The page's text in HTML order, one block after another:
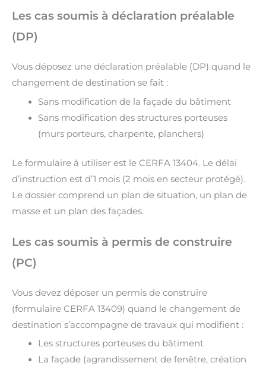
Les cas soumis à déclaration préalable
(DP)
Vous déposez une déclaration préalable (DP) quand le
changement de destination se fait :
Sans modification de la façade du bâtiment
Sans modification des structures porteuses
(murs porteurs, charpente, planchers)
Le formulaire à utiliser est le CERFA 13404. Le délai
d’instruction est d’1 mois (2 mois en secteur protégé).
Le dossier comprend un plan de situation, un plan de
masse et un plan des façades.
Les cas soumis à permis de construire
(PC)
Vous devez déposer un permis de construire
(formulaire CERFA 13409) quand le changement de
destination s’accompagne de travaux qui modifient :
Les structures porteuses du bâtiment
La façade (agrandissement de fenêtre, création